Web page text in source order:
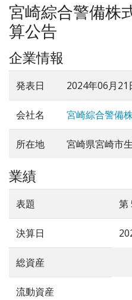
宮崎綜合警備株
算公告
企業情報
発表日 2024年06月21
会社名 宮崎綜合警備
所在地 宮崎県宮崎市
業績
表題 第
決算日
総資産
流動資産